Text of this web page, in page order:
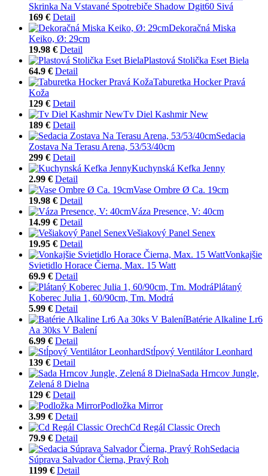
Skrinka Na Vstavané Spotrebiče Shadow Dgit60 Sivá
169 € Detail
Dekoračná Miska
Keiko, Ø: 29cm
19.98 € Detail
Plastová Stolička Eset Biela
64.9 € Detail
Taburetka Hocker Pravá
Koža
129 € Detail
Tv Diel Kashmir New
189 € Detail
Sedacia
Zostava Na Terasu Arena, 53/53/40cm
299 € Detail
Kuchynská Kefka Jenny
2.99 € Detail
Vase Ombre Ø Ca. 19cm
19.98 € Detail
Váza Presence, V: 40cm
14.99 € Detail
Vešiakový Panel Senex
19.95 € Detail
Vonkajšie
Svietidlo Horace Čierna, Max. 15 Watt
69.9 € Detail
Plátaný
Koberec Julia 1, 60/90cm, Tm. Modrá
5.99 € Detail
Batérie Alkaline Lr6
Aa 30ks V Balení
6.99 € Detail
Stĺpový Ventilátor Leonhard
139 € Detail
Sada Hrncov Jungle,
Zelená 8 Dielna
129 € Detail
Podložka Mirror
3.99 € Detail
Cd Regál Classic Orech
79.9 € Detail
Sedacia
Súprava Salvador Čierna, Pravý Roh
1199 € Detail